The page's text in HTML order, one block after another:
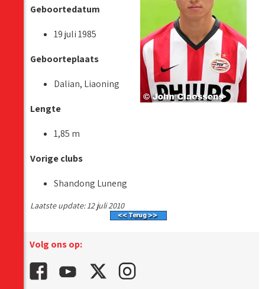
Geboortedatum
19 juli 1985
Geboorteplaats
Dalian, Liaoning
Lengte
1,85 m
Vorige clubs
Shandong Luneng
Laatste update: 12 juli 2010
Volg ons op: